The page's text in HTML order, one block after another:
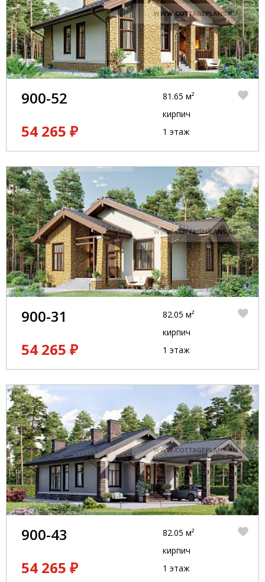
900-52
54 265 ₽
81.65 м²
кирпич
1 этаж
900-31
54 265 ₽
82.05 м²
кирпич
1 этаж
900-43
54 265 ₽
82.05 м²
кирпич
1 этаж